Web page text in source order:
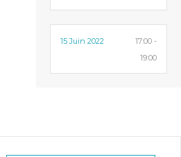
15 Juin 2022
17:00 -
19:00